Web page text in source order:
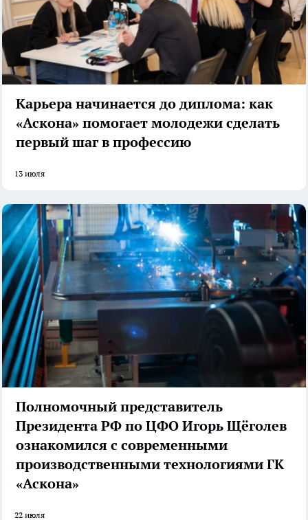
Карьера начинается до диплома: как
«Аскона» помогает молодежи сделать
первый шаг в профессию
13 июля
Полномочный представитель
Президента РФ по ЦФО Игорь Щёголев
ознакомился с современными
производственными технологиями ГК
«Аскона»
22 июля